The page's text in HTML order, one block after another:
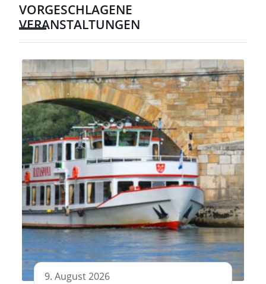
VORGESCHLAGENE
VERANSTALTUNGEN
9. August 2026